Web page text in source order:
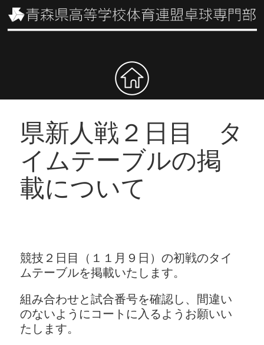
県新人戦２日目 タ
イムテーブルの掲
載について
競技２日目（１１月９日）の初戦のタイ
ムテーブルを掲載いたします。
組み合わせと試合番号を確認し、間違い
のないようにコートに入るようお願いい
たします。